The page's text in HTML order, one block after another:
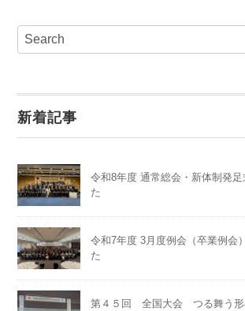
新着記事
令和8年度 通常総会・新体制発
た
令和7年度 3月度例会（卒業例会
た
第４５回 全国大会 つる舞う形